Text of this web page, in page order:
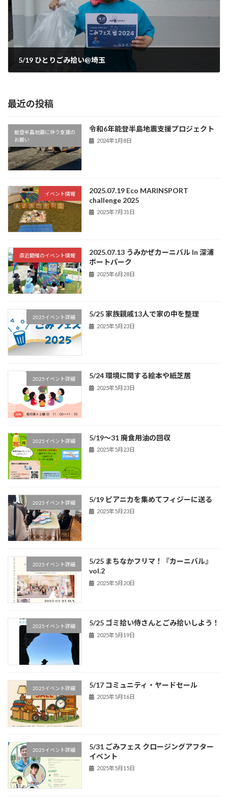
5/19 ひとりごみ拾い@埼玉
最近の投稿
能登半島地震に伴う支援の
お願い
令和6年能登半島地震支援プロジェクト
2024年1月8日
イベント情報
2025.07.19 Eco MARINSPORT
challenge 2025
2025年7月31日
直近開催のイベント情報
2025.07.13 うみかぜカーニバル ln 深浦
ボートパーク
2025年6月28日
2025イベント詳細 5/25 家族親戚13人で家の中を整理
2025年5月23日
2025イベント詳細 5/24 環境に関する絵本や紙芝居
2025年5月23日
2025イベント詳細 5/19～31 廃食用油の回収
2025年5月23日
2025イベント詳細 5/19 ピアニカを集めてフィジーに送る
2025年5月23日
2025イベント詳細
5/25 まちなかフリマ！『カーニバル』
vol.2
2025年5月20日
2025イベント詳細 5/25 ゴミ拾い侍さんとごみ拾いしよう！
2025年5月19日
2025イベント詳細 5/17 コミュニティ・ヤードセール
2025年5月16日
2025イベント詳細
5/31 ごみフェス クロージングアフター
イベント
2025年5月15日